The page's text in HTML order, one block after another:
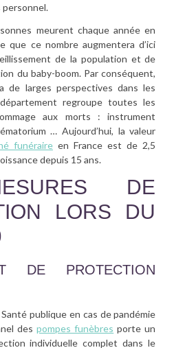
meurent chaque année en
que ce nombre augmentera d’ici
de la population et de
du baby-boom. Par conséquent,
de larges perspectives dans les
regroupe toutes les
aux morts : instrument
… Aujourd’hui, la valeur
funéraireen France est de 2,5
depuis 15 ans.
DE
LORS DU
DE PROTECTION
publique en cas de pandémie
despompes funèbres porte un
individuelle complet dans le